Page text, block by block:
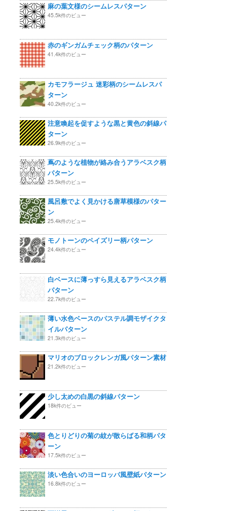
麻の葉文様のシームレスパターン
45.5k件のビュー
赤のギンガムチェック柄のパターン
41.4k件のビュー
カモフラージュ 迷彩柄のシームレスパ
ターン
40.2k件のビュー
注意喚起を促すような黒と黄色の斜線パ
ターン
26.9k件のビュー
蔦のような植物が絡み合うアラベスク柄
パターン
25.5k件のビュー
風呂敷でよく見かける唐草模様のパター
ン
25.4k件のビュー
モノトーンのペイズリー柄パターン
24.4k件のビュー
白ベースに薄っすら見えるアラベスク柄
パターン
22.7k件のビュー
薄い水色ベースのパステル調モザイクタ
イルパターン
21.3k件のビュー
マリオのブロックレンガ風パターン素材
21.2k件のビュー
少し太めの白黒の斜線パターン
18k件のビュー
色とりどりの菊の紋が散らばる和柄パタ
ーン
17.5k件のビュー
淡い色合いのヨーロッパ風壁紙パターン
16.8k件のビュー